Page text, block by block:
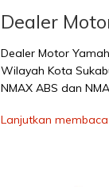
Dealer
Dealer Motor
Wilayah Kota
NMAX ABS dan
Lanjutkan